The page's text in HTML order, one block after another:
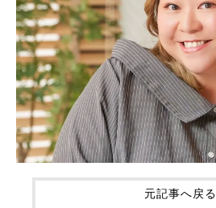
元記事へ戻る